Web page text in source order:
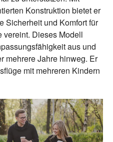
Konstruktion bietet er
Sicherheit und Komfort für
Dieses Modell
aus und
mehrere Jahre hinweg. Er
mit mehreren Kindern